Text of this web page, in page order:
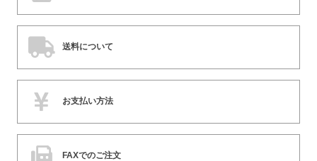
送料について
お支払い方法
FAXでのご注文